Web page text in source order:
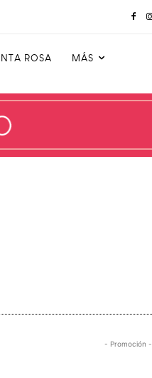
ROSA MÁS
- Promoción -